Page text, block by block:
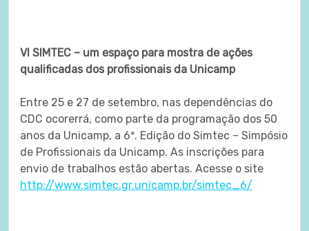
VI SIMTEC – um espaço para mostra de ações
qualificadas dos profissionais da Unicamp
Entre 25 e 27 de setembro, nas dependências do
CDC ocorerrá, como parte da programação dos 50
anos da Unicamp, a 6ª. Edição do Simtec – Simpósio
de Profissionais da Unicamp. As inscrições para
envio de trabalhos estão abertas. Acesse o site
http://www.simtec.gr.unicamp.br/simtec_6/